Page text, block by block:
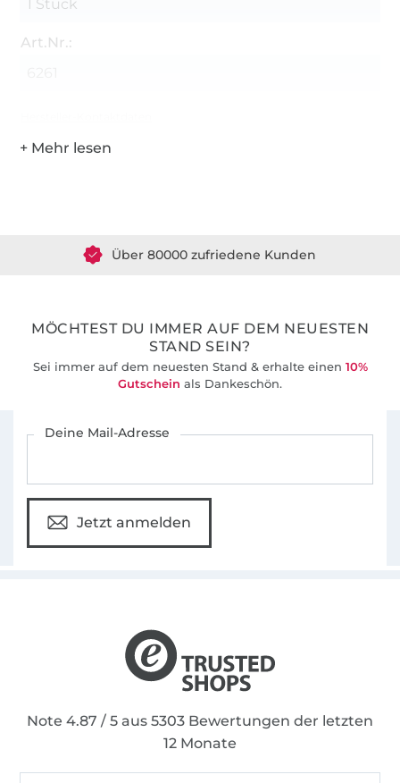
1 Stück
Art.Nr.:
Über 80000 zufriedene Kunden
MÖCHTEST DU IMMER AUF DEM NEUESTEN
STAND SEIN?
Sei immer auf dem neuesten Stand & erhalte einen 10%
Gutschein als Dankeschön.
Deine Mail-Adresse
Jetzt anmelden
Note 4.87 / 5 aus 5303 Bewertungen der letzten
12 Monate